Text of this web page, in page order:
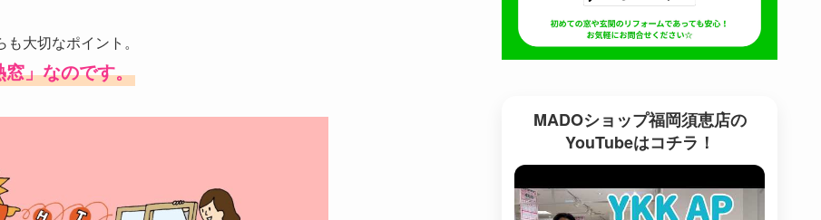
大切なポイント。
」なのです。
MADOショップ福岡須恵店の
YouTubeはコチラ！